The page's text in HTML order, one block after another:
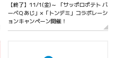
【終了】11/1(金)～ 「サッポロポテト バ
ーべＱあじ」×「トンデミ」コラボレーシ
ョンキャンペーン開催！